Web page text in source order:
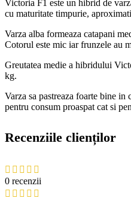
Victoria F1 este un hibrid de
cu maturitate timpurie,
Varza alba formeaza catapani
Cotorul este mic iar frunzele au
Greutatea medie a hibridului
kg.
Varza sa pastreaza foarte bine in
pentru consum proaspat cat si
Recenziile clienților
0 recenzii